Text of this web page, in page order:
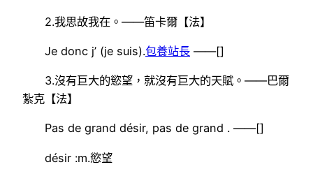
2.我思故我在。——笛卡爾【法】
Je donc j’ (je suis).包養站長 ——[]
3.沒有巨大的慾望，就沒有巨大的天賦。——巴爾
紮克【法】
Pas de grand désir, pas de grand . ——[]
désir :m.慾望